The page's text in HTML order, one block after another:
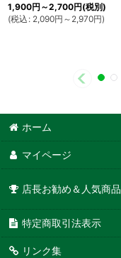
1,900円 ～2,700円(税別)
(税込 : 2,090円 ～2,970円)
ホーム
マイページ
店長お勧め＆人気商品
特定商取引法表示
リンク集